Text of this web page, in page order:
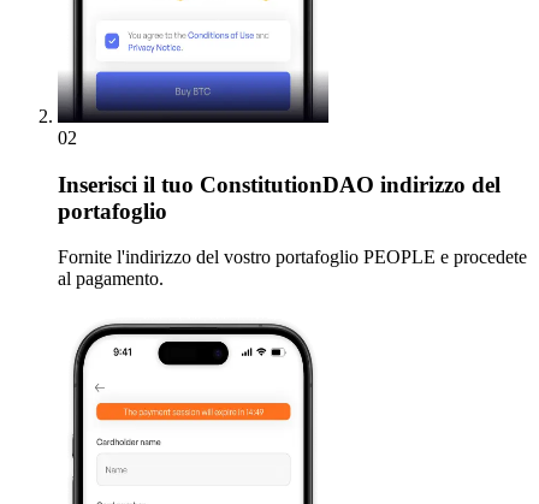
02
Inserisci il tuo ConstitutionDAO indirizzo del
portafoglio
Fornite l'indirizzo del vostro portafoglio PEOPLE e procedete
al pagamento.